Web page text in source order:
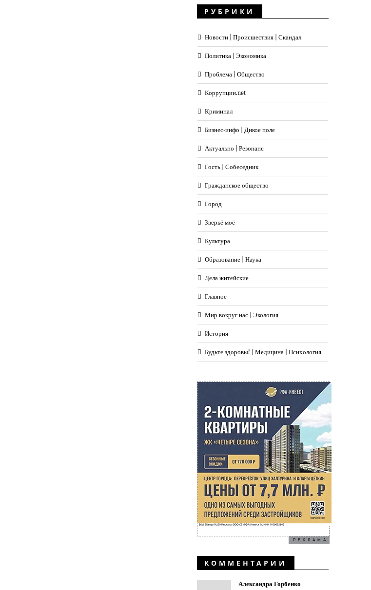
РУБРИКИ
Новости | Происшествия | Скандал
Политика | Экономика
Проблема | Общество
Коррупции.net
Криминал
Бизнес-инфо | Дикое поле
Актуально | Резонанс
Гость | Собеседник
Гражданское общество
Город
Зверьё моё
Культура
Образование | Наука
Дела житейские
Главное
Мир вокруг нас | Экология
История
Будьте здоровы! | Медицина | Психология
РЕКЛАМА
КОММЕНТАРИИ
Александра Горбенко